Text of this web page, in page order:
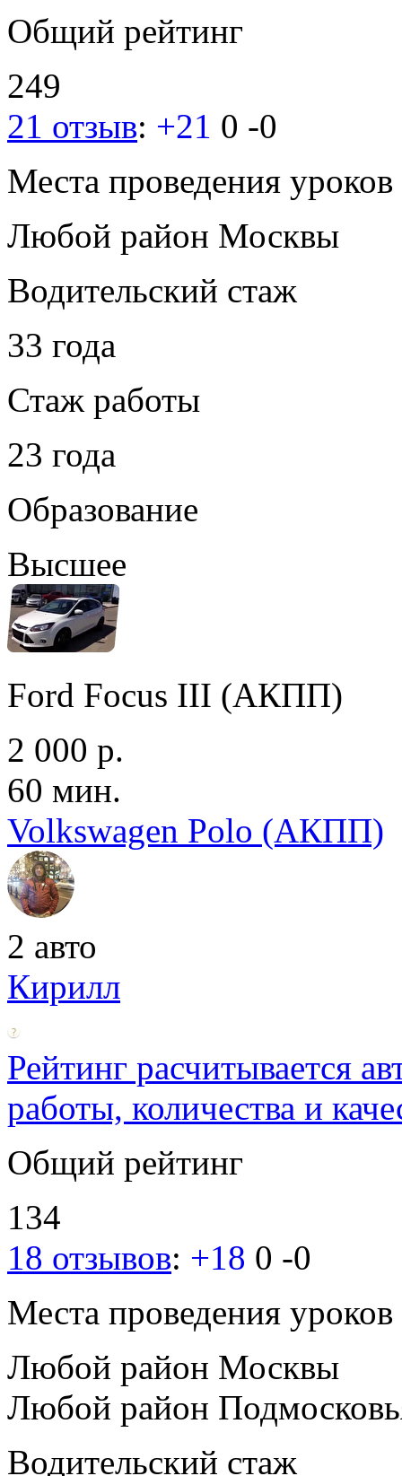
Общий рейтинг
249
21 отзыв: +21 0 -0
Места проведения уроков
Любой район Москвы
Водительский стаж
33 года
Стаж работы
23 года
Образование
Высшее
Ford Focus III (АКПП)
2 000 р.
60 мин.
Volkswagen Polo (АКПП)
2 авто
Кирилл
Рейтинг расчитывается
работы, количества и
Общий рейтинг
134
18 отзывов: +18 0 -0
Места проведения уроков
Любой район Москвы
Любой район
Водительский стаж